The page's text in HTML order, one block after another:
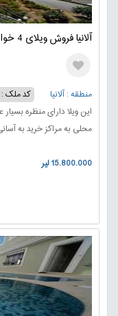
آلانیا فروش ویلای 4 خوابه با منظره دریا و طبیعت
منطقه : آلانیا
کد ملک : 624
این ویلا دارای منظره
محلی به مراکز خرید به
15.800.000 لیر